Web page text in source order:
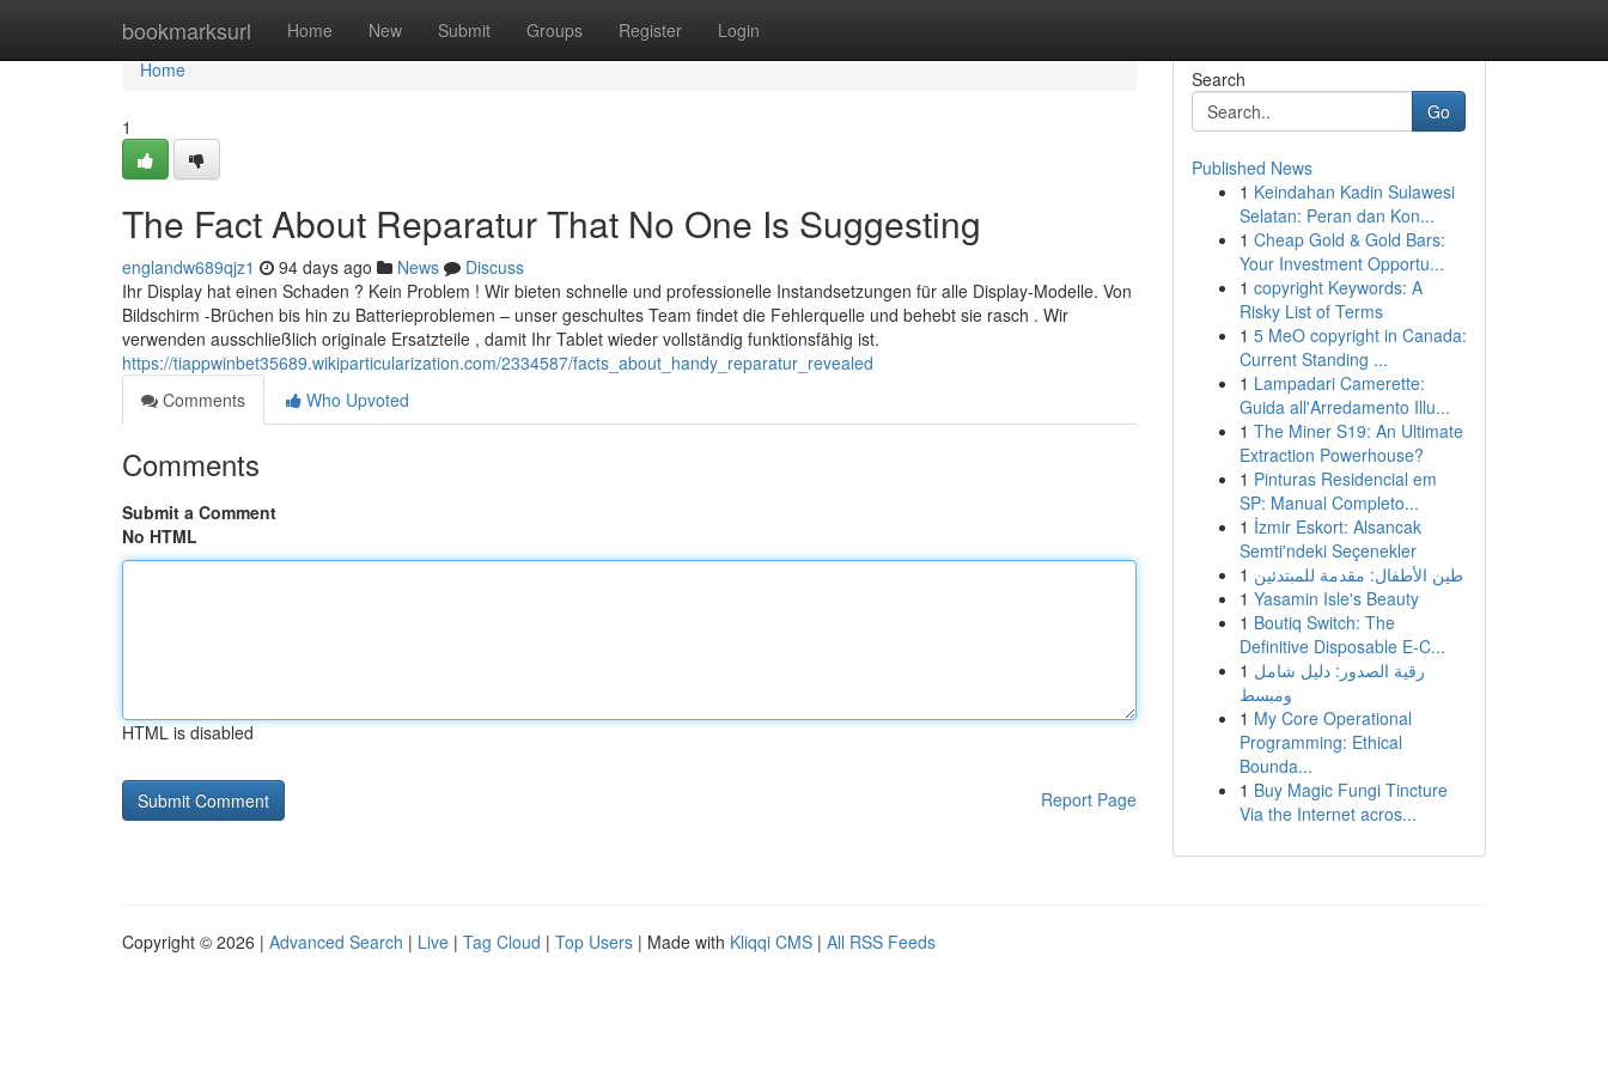
bookmarksurl Home New Submit Groups Register Login
Home
Home
1
The Fact About Reparatur That No One Is Suggesting
englandw689qjz1 94 days ago News
Discuss
Ihr Display hat einen Schaden ? Kein Problem ! Wir bieten schnelle und professionelle Instandsetzungen für alle Display-Modelle. Von
Bildschirm -Brüchen bis hin zu Batterieproblemen – unser geschultes Team findet die Fehlerquelle und behebt sie rasch . Wir
verwenden ausschließlich originale Ersatzteile , damit Ihr Tablet wieder vollständig funktionsfähig ist.
https://tiappwinbet35689.wikiparticularization.com/2334587/facts_about_handy_reparatur_revealed
Comments
Who Upvoted
Comments
Submit a Comment
No HTML
HTML is disabled
Report Page
Search
Go
Published News
1 Keindahan Kadin Sulawesi
Selatan: Peran dan Kon...
1 Cheap Gold & Gold Bars:
Your Investment Opportu...
1 copyright Keywords: A
Risky List of Terms
1 5 MeO copyright in Canada:
Current Standing ...
1 Lampadari Camerette:
Guida all'Arredamento Illu...
1 The Miner S19: An Ultimate
Extraction Powerhouse?
1 Pinturas Residencial em
SP: Manual Completo...
1 İzmir Eskort: Alsancak
Semti'ndeki Seçenekler
1 طين الأطفال: مقدمة للمبتدئين
1 Yasamin Isle's Beauty
1 Boutiq Switch: The
Definitive Disposable E-C...
1 رقية الصدور: دليل شامل
ومبسط
1 My Core Operational
Programming: Ethical
Bounda...
1 Buy Magic Fungi Tincture
Via the Internet acros...
Copyright © 2026 | Advanced Search | Live | Tag Cloud | Top Users | Made with Kliqqi CMS | All RSS Feeds